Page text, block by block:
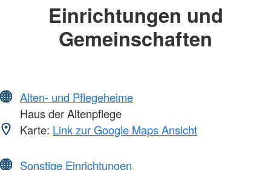
Einrichtungen und
Gemeinschaften
Alten- und Pflegeheime
Haus der Altenpflege
Karte: Link zur Google Maps Ansicht
Sonstige Einrichtungen